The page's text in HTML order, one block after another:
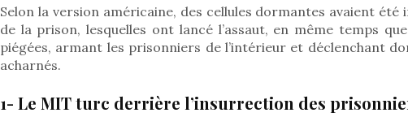
Selon la version américaine, des cellules dormantes avaient été
de la prison, lesquelles ont lancé l’assaut, en même temps
piégées, armant les prisonniers de l’intérieur et déclenchant
acharnés.
1- Le MIT turc derrière l’insurrection des